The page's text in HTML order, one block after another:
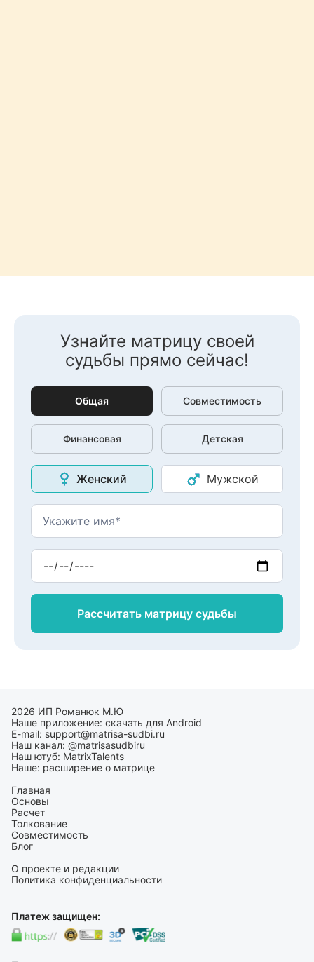
Узнайте матрицу своей
судьбы прямо сейчас!
Общая Совместимость
Финансовая Детская
Женский Мужской
Рассчитать матрицу судьбы
2026 ИП Романюк М.Ю
Наше приложение: скачать для Android
E-mail: support@matrisa-sudbi.ru
Наш канал: @matrisasudbiru
Наш ютуб: MatrixTalents
Наше: расширение о матрице
Главная
Основы
Расчет
Толкование
Совместимость
Блог
О проекте и редакции
Политика конфиденциальности
Платеж защищен: